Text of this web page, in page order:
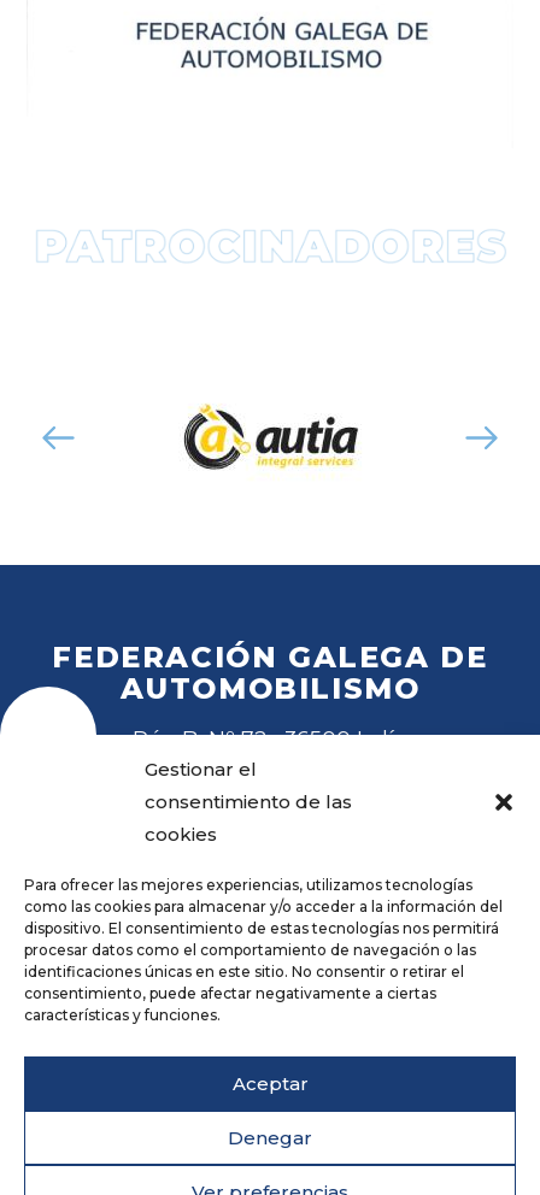
Gestionar el
consentimiento de las
cookies
Para ofrecer las mejores experiencias, utilizamos tecnologías
como las cookies para almacenar y/o acceder a la información del
dispositivo. El consentimiento de estas tecnologías nos permitirá
procesar datos como el comportamiento de navegación o las
identificaciones únicas en este sitio. No consentir o retirar el
consentimiento, puede afectar negativamente a ciertas
características y funciones.
Aceptar
Denegar
FEDERACIÓN GALEGA DE
AUTOMOBILISMO
Rúa B, Nº 72 · 36500 Lalín
Tel. 988 27 28 41
Emailfga@fga.es
Hora local:
Repositorio
Aviso legal
Política de privacidade
Cookies
Accesibilidade
Deseño web